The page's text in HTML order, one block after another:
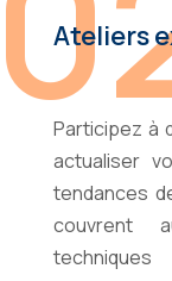
Ateliers
Participez à
actualiser
tendances
couvrent